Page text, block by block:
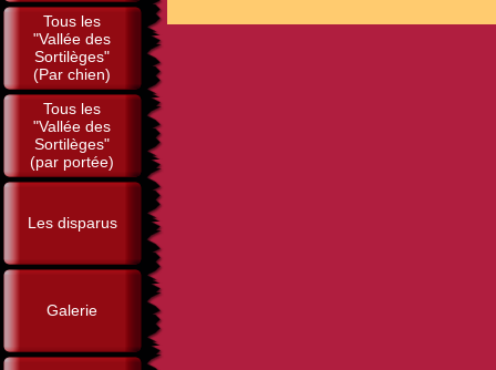
Tous les
"Vallée des
Sortilèges"
(Par chien)
Tous les
"Vallée des
Sortilèges"
(par portée)
Les disparus
Galerie